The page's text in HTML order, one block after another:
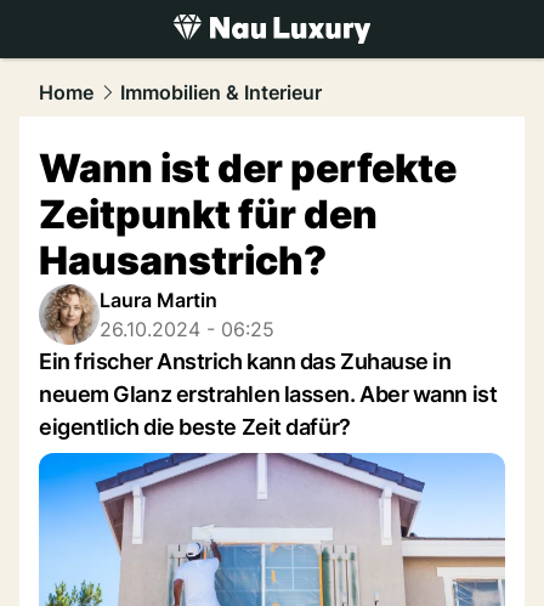
luxury.NAU.ch
Home Immobilien & Interieur
Wann ist der perfekte
Zeitpunkt für den
Hausanstrich?
Laura Martin
26.10.2024 - 06:25
Ein frischer Anstrich kann das Zuhause in
neuem Glanz erstrahlen lassen. Aber wann ist
eigentlich die beste Zeit dafür?